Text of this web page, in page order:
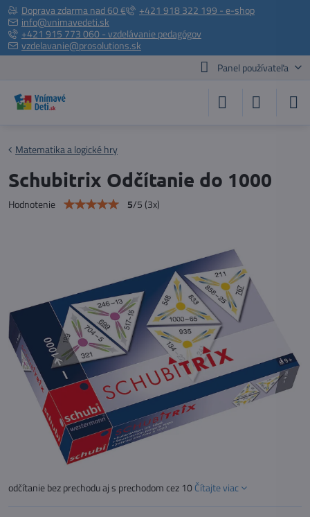
Doprava zdarma nad 60 €
+421 918 322 199 - e-shop
info@vnimavedeti.sk
+421 915 773 060 - vzdelávanie pedagógov
vzdelavanie@prosolutions.sk
Panel používateľa
Matematika a logické hry
Schubitrix Odčítanie do 1000
Hodnotenie 5/5(3x)
odčítanie bez prechodu aj s prechodom cez 10Čítajte viac